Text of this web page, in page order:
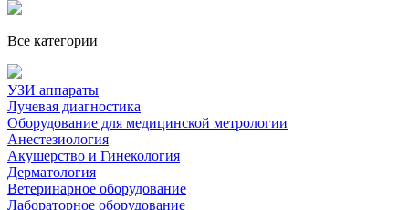
Все категории
УЗИ аппараты
Лучевая диагностика
Оборудование для медицинской метрологии
Анестезиология
Акушерство и Гинекология
Дерматология
Ветеринарное оборудование
Лабораторное оборудование